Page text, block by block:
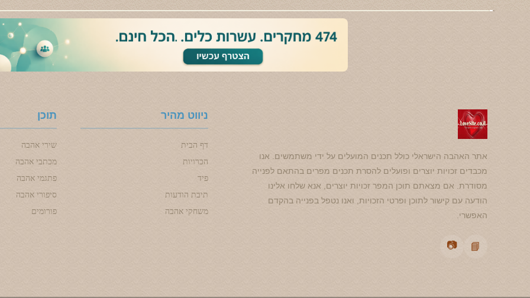
אתר האהבה הישראלי כולל תכנים המועלים על ידי משתמשים. אנו
מכבדים זכויות יוצרים ופועלים להסרת תכנים מפרים בהתאם לפנייה
מסודרת. אם מצאתם תוכן המפר זכויות יוצרים, אנא שלחו אלינו
הודעה עם קישור לתוכן ופרטי הזכויות, ואנו נטפל בפנייה בהקדם
האפשרי.
📘
📷
ניווט מהיר
דף הבית
הכרויות
פיד
תיבת הודעות
משחקי אהבה
תוכן
שירי אהבה
מכתבי אהבה
פתגמי אהבה
סיפורי אהבה
פורומים